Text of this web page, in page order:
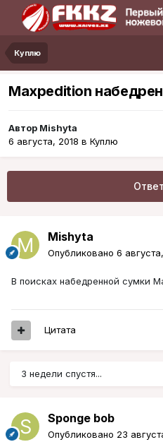
Куплю
Maxpedition
Автор Mishyta
6 августа, 2018 в Куплю
Mishyta
Опубликовано 6
В поисках набедренной сумки
Цитата
3 недели спустя...
Sponge bob
Опубликовано 23